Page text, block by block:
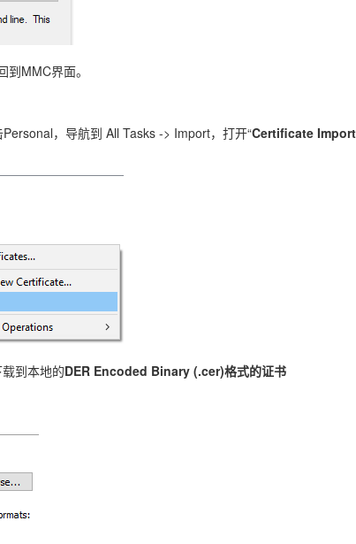
到MMC界面。
，导航到 All Tasks -> Import，打开“Certificate Import
到本地的DER Encoded Binary (.cer)格式的证书